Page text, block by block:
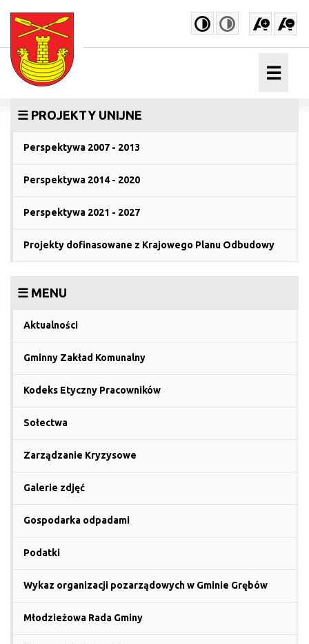
high
☰
☰ PROJEKTY UNIJNE
Perspektywa 2007 - 2013
Perspektywa 2014 - 2020
Perspektywa 2021 - 2027
Projekty dofinasowane z Krajowego Planu Odbudowy
☰ MENU
Aktualności
Gminny Zakład Komunalny
Kodeks Etyczny Pracowników
Sołectwa
Zarządzanie Kryzysowe
Galerie zdjęć
Gospodarka odpadami
Podatki
Wykaz organizacji pozarządowych w Gminie Grębów
Młodzieżowa Rada Gminy